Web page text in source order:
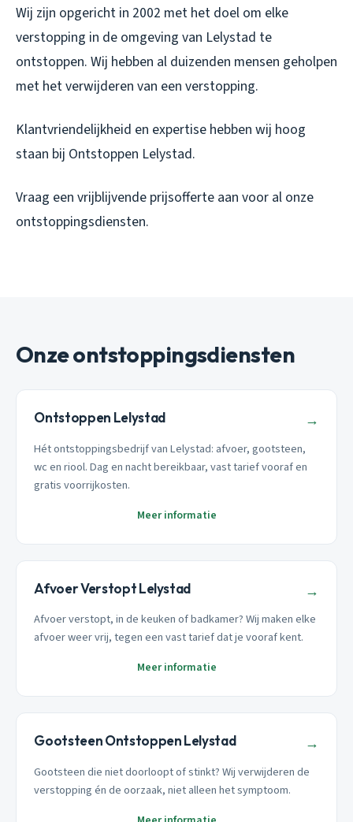
Wij zijn opgericht in 2002 met het doel om elke
verstopping in de omgeving van Lelystad te
ontstoppen. Wij hebben al duizenden mensen geholpen
met het verwijderen van een verstopping.
Klantvriendelijkheid en expertise hebben wij hoog
staan bij Ontstoppen Lelystad.
Vraag een vrijblijvende prijsofferte aan voor al onze
ontstoppingsdiensten.
Onze ontstoppingsdiensten
Ontstoppen Lelystad →
Hét ontstoppingsbedrijf van Lelystad: afvoer, gootsteen,
wc en riool. Dag en nacht bereikbaar, vast tarief vooraf en
gratis voorrijkosten.
Meer informatie
Afvoer Verstopt Lelystad →
Afvoer verstopt, in de keuken of badkamer? Wij maken elke
afvoer weer vrij, tegen een vast tarief dat je vooraf kent.
Meer informatie
Gootsteen Ontstoppen Lelystad →
Gootsteen die niet doorloopt of stinkt? Wij verwijderen de
verstopping én de oorzaak, niet alleen het symptoom.